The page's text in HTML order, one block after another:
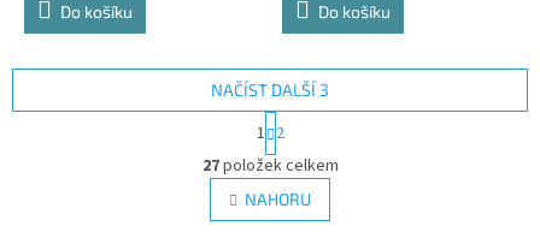
Do košíku Do košíku
O
v
l
á
NAČÍST DALŠÍ 3
t
r
á
n
k
1 2
27položek celkem
NAHORU